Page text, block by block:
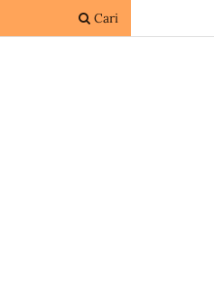
Cari